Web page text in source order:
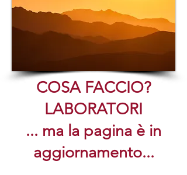
COSA FACCIO?
LABORATORI
... ma la pagina è in
aggiornamento...